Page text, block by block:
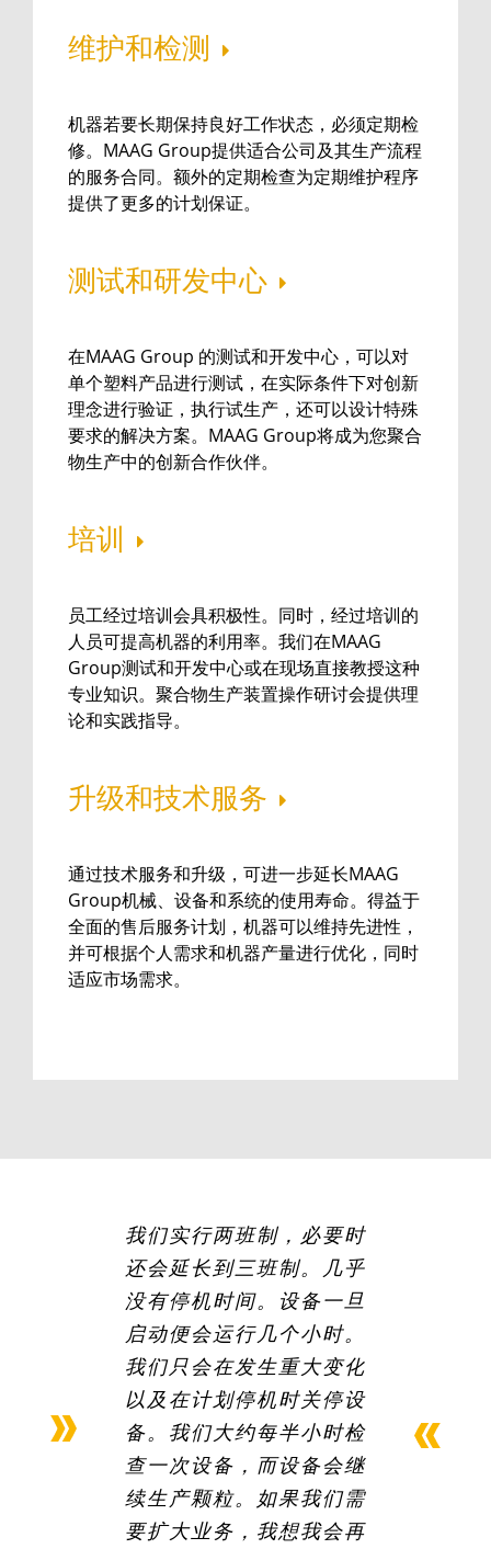
维护和检测
机器若要长期保持良好工作状态，必须定期检
修。MAAG Group提供适合公司及其生产流程
的服务合同。额外的定期检查为定期维护程序
提供了更多的计划保证。
测试和研发中心
在MAAG Group 的测试和开发中心，可以对
单个塑料产品进行测试，在实际条件下对创新
理念进行验证，执行试生产，还可以设计特殊
要求的解决方案。MAAG Group将成为您聚合
物生产中的创新合作伙伴。
培训
员工经过培训会具积极性。同时，经过培训的
人员可提高机器的利用率。我们在MAAG
Group测试和开发中心或在现场直接教授这种
专业知识。聚合物生产装置操作研讨会提供理
论和实践指导。
升级和技术服务
通过技术服务和升级，可进一步延长MAAG
Group机械、设备和系统的使用寿命。得益于
全面的售后服务计划，机器可以维持先进性，
并可根据个人需求和机器产量进行优化，同时
适应市场需求。
我们实行两班制，必要时
还会延长到三班制。几乎
没有停机时间。设备一旦
启动便会运行几个小时。
我们只会在发生重大变化
以及在计划停机时关停设
备。我们大约每半小时检
查一次设备，而设备会继
续生产颗粒。如果我们需
要扩大业务，我想我会再
O’Neil Color &
Compounding已使用
GALA 造粒机至少17年
了，公司运营的GALA水
下造粒机的数量每年都在
增加。在公司扩张和成长
的过程中，GALA的造粒
设备已成为我们的理想选
择。每当我们扩大生产规
模，无论是安装新的生产
GALA提供可靠的设备，
是Danimer的重要业务
伙伴。GALA实验室生产
线是我们粘合剂产品开发
的重要环节。GALA倾听
客户需求，并可满足客户
需求。
Mark Jones Danimer Scientific
我们有一个挤出泵在服务
了19年后发生了密封泄
露，我们把它寄到Maag
进行测评和维修。Maag
的服务和维护团队做出了
努力，以便让我们在启动
关键生产线前就收到泵。
Maag团队的沟通和服务
是我在维护职业生涯中所
经历过的良好的。